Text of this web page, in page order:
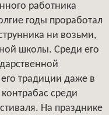
работника
годы проработал
ни возьми,
школы. Среди его
традиции даже в
среди
На празднике